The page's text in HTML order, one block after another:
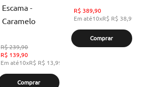
Escama -
Caramelo
R$239,90
R$ 139,90
Em até10xR$ R$ 13,99
Comprar
R$ 389,90
Em até10xR$ R$ 38,99
Comprar